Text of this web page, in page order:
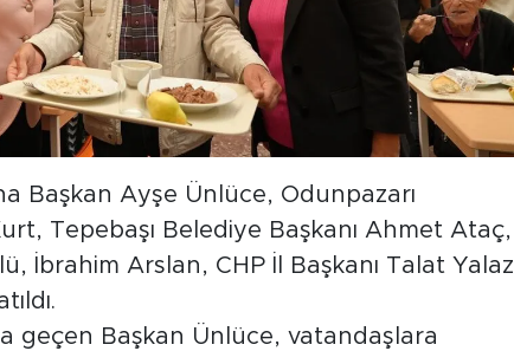
Başkan Ayşe Ünlüce, Odunpazarı
Tepebaşı Belediye Başkanı Ahmet Ataç,
İbrahim Arslan, CHP İl Başkanı Talat Yalaz
geçen Başkan Ünlüce, vatandaşlara